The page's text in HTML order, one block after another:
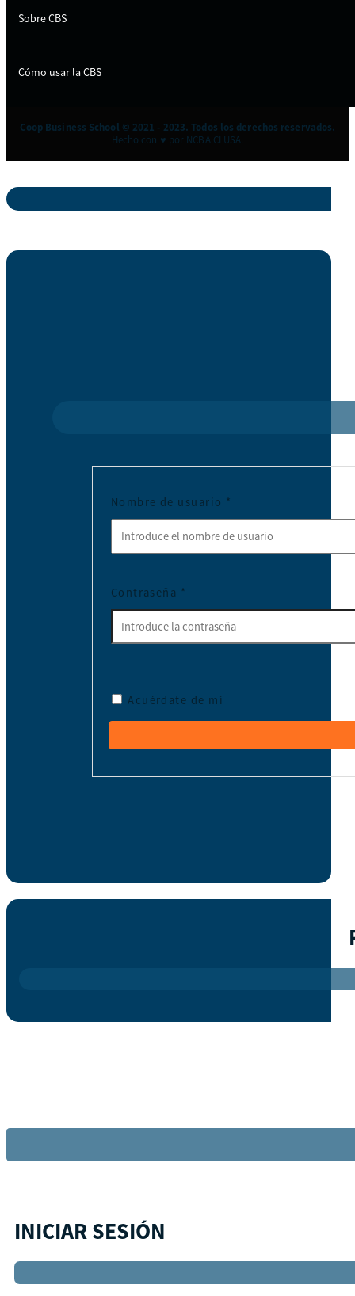
Sobre CBS
Cómo usar la CBS
Coop Business School © 2021 - 2023. Todos los derechos reservados.
Hecho con ♥ por NCBA CLUSA.
Nombre de usuario *
Contraseña *
Acuérdate de mí
INICIAR SESIÓN